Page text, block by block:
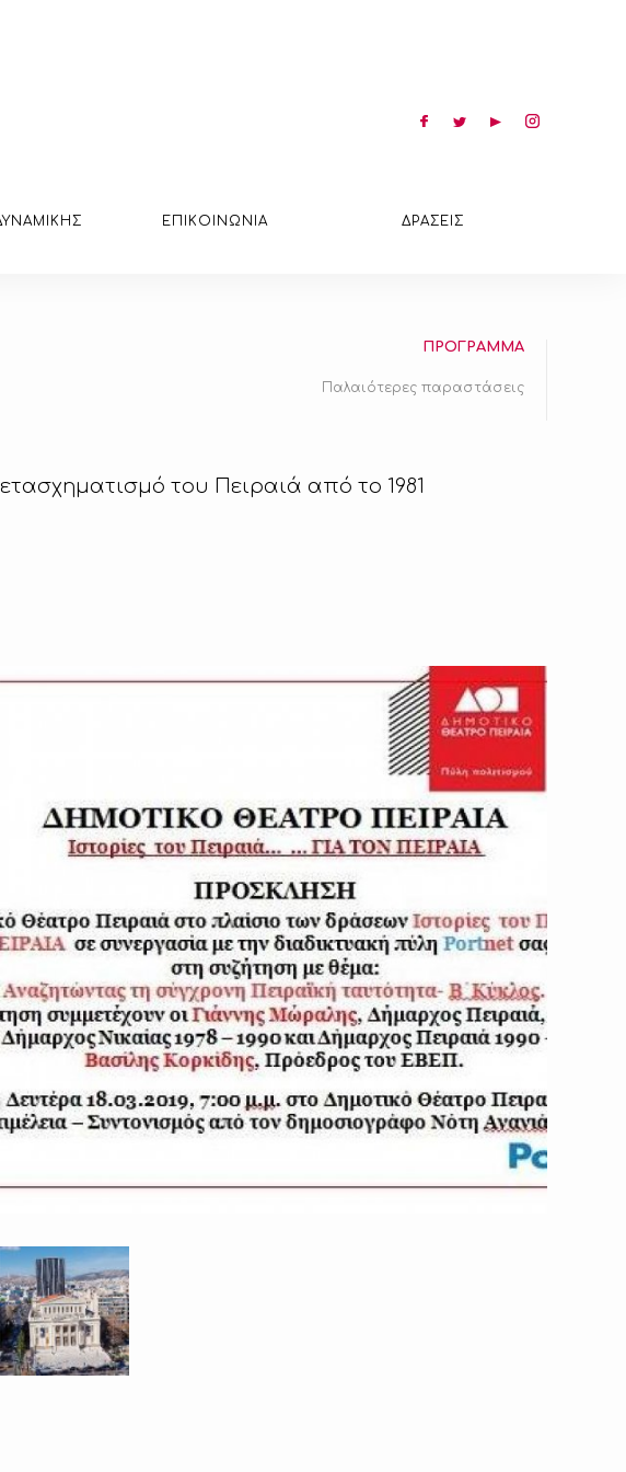
ΕΠΙΚΟΙΝΩΝΙΑ ΔΡΑΣΕΙΣ
ΠΡΟΓΡΑΜΜΑ
Παλαιότερες παραστάσεις
του Πειραιά από το 1981